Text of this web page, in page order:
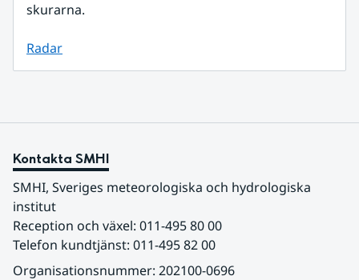
skurarna.
Radar
Kontakta SMHI
SMHI, Sveriges meteorologiska och hydrologiska
institut
Reception och växel: 011-495 80 00
Telefon kundtjänst: 011-495 82 00
Organisationsnummer: 202100-0696